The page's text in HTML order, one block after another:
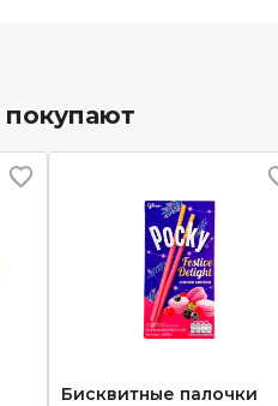
Бисквитные палочки